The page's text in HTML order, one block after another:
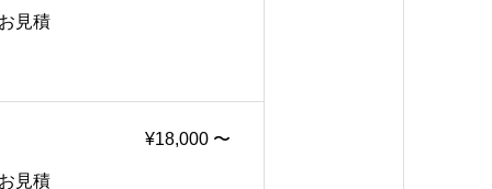
¥18,000 〜